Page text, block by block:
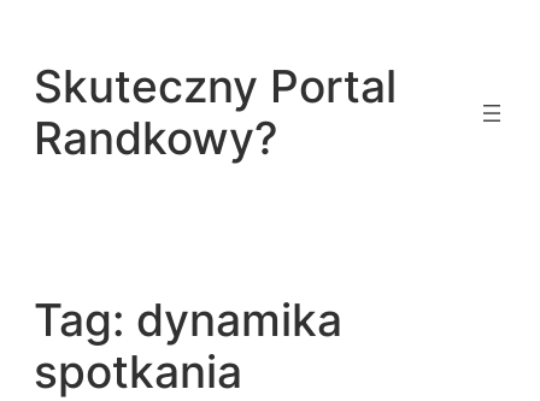
treści
Skuteczny Portal
Randkowy?
Tag: dynamika
spotkania